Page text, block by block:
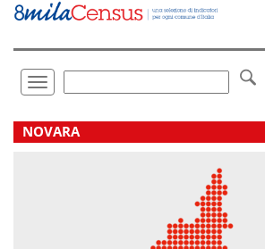
Vai
direttamente
Toggle
navigation
.
NOVARA